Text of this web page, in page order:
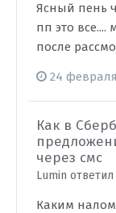
Ясный пень
пп это все....
после
24
Как в
через смс
Lumin
Каким